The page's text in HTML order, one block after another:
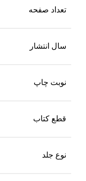
تعداد صفحه
سال انتشار
نوبت چاپ
قطع کتاب
نوع جلد